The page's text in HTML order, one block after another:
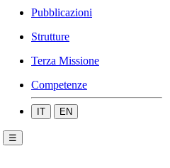
Pubblicazioni
Strutture
Terza Missione
Competenze
IT EN
☰